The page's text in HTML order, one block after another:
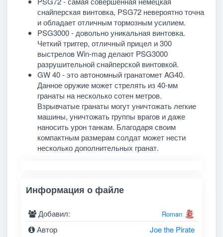
снайперская винтовка, PSG72 невероятно точна
и обладает отличным тормозным усилием.
PSG3000 - довольно уникальная винтовка.
Четкий триггер, отличный прицел и 300
выстрелов Win-mag делают PSG3000
разрушительной снайперской винтовкой.
GW 40 - это автономный гранатомет AG40.
Данное оружие может стрелять из 40-мм
гранаты на несколько сотен метров.
Взрывчатые гранаты могут уничтожать легкие
машины, уничтожать группы врагов и даже
наносить урон танкам. Благодаря своим
компактным размерам солдат может нести
несколько дополнительных гранат.
Информация о файле
Добавил: Roman
Автор Joe the Pirate